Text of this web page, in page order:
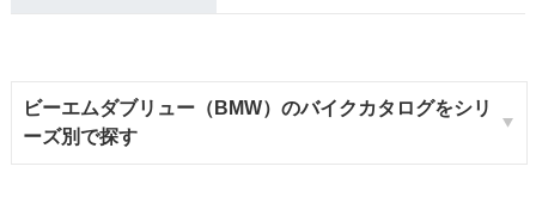
ビーエムダブリュー（BMW）のバイクカタログをシリ
ーズ別で探す